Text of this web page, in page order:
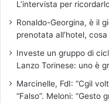
L’intervista per
Ronaldo-Georgina, è il
prenotata all’hotel,
Investe un gruppo di
Lanzo Torinese: uno è
Marcinelle, FdI: “Cgil
“Falso”. Meloni: “Gesto